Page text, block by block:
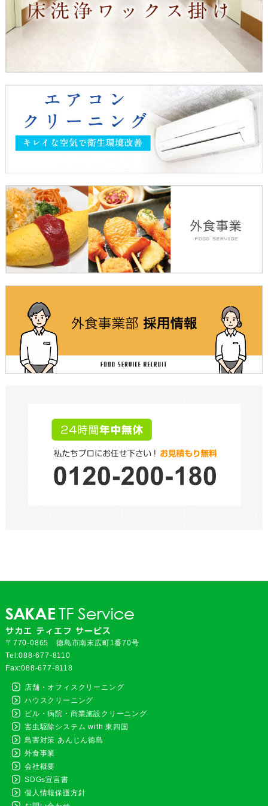
〒770-0865 徳島市南末広町1番70号
Tel:088-677-8110
Fax:088-677-8118
店舗・オフィスクリーニング
ハウスクリーニング
ビル・病院・商業施設クリーニング
害虫駆除システム with 東四国
鳥害対策 あんじん徳島
外食事業
会社概要
SDGs宣言書
個人情報保護方針